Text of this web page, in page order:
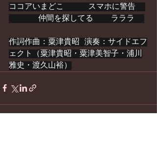
ココアいまどこ     スマホに警告
      仲間を探してる 　 ラララ
作詞作曲：粟津貴昭 演奏：サイドエフ
ェクト（粟津貴昭・粟津美智子・浦川
雅史・渡久山裕）